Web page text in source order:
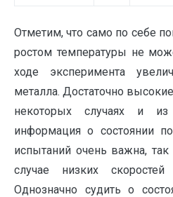
Отметим, что само по себе
ростом температуры не
ходе эксперимента
металла. Достаточно
некоторых случаях и
информация о состоянии
испытаний очень важна,
случае низких
Однозначно судить о